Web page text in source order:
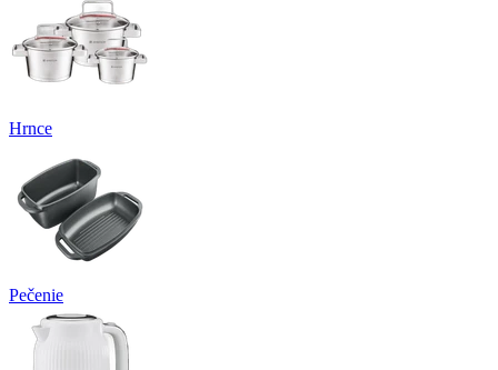
Hrnce
Pečenie